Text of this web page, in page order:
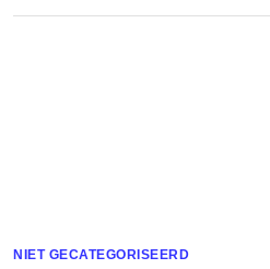
NIET GECATEGORISEERD